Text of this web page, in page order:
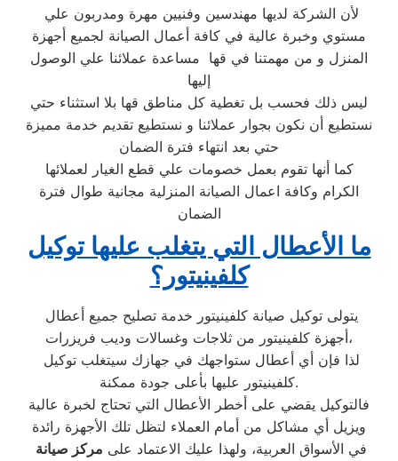
مستوي وخبرة عالية في كافة أعمال الصيانة لجميع أجهزة
المنزل و من مهمتنا في قها مساعدة عملائنا علي الوصول
إليها
ليس ذلك فحسب بل تغطية كل مناطق قها بلا استثناء حتي
نستطيع أن نكون بجوار عملائنا و نستطيع تقديم خدمة مميزة
حتي بعد انتهاء فترة الضمان
كما أنها تقوم بعمل خصومات علي قطع الغيار لعملائها
الكرام وكافة اعمال الصيانة المنزلية مجانية طوال فترة
الضمان
ما الأعطال التي يتغلب عليها توكيل
كلفينيتور؟
أجهزة كلفينيتور من ثلاجات وغسالات وديب فريزرات،
كلفينيتور عليها بأعلى جودة ممكنة.
فالتوكيل يقضي على أخطر الأعطال التي تحتاج لخبرة عالية
ويزيل أي مشاكل من أمام العملاء لتظل تلك الأجهزة رائدة
في الأسواق العربية، ولهذا عليك الاعتماد على مركز صيانة